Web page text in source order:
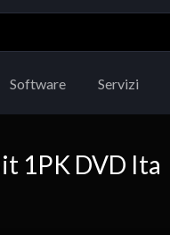
Software Servizi
1PK DVD Ita